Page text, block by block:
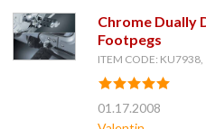
Chrome Dually
Footpegs
ITEM CODE:
01.17.2008